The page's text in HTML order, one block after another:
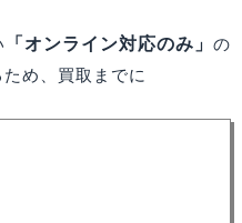
「オンライン対応のみ」の
め、買取までに